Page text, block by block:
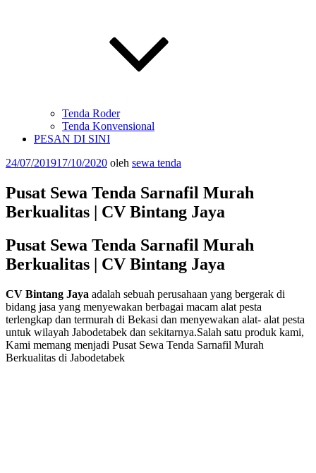
Tenda Roder
Tenda Konvensional
PESAN DI SINI
Diposkan
24/07/201917/10/2020 oleh sewa tenda
Pusat Sewa Tenda Sarnafil Murah
Berkualitas | CV Bintang Jaya
Pusat Sewa Tenda Sarnafil Murah
Berkualitas | CV Bintang Jaya
CV Bintang Jaya adalah sebuah perusahaan yang bergerak di
bidang jasa yang menyewakan berbagai macam alat pesta
terlengkap dan termurah di Bekasi dan menyewakan alat- alat pesta
untuk wilayah Jabodetabek dan sekitarnya.Salah satu produk kami,
Kami memang menjadi Pusat Sewa Tenda Sarnafil Murah
Berkualitas di Jabodetabek